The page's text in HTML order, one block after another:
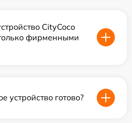
CityCoco
фирменными
устройство готово?